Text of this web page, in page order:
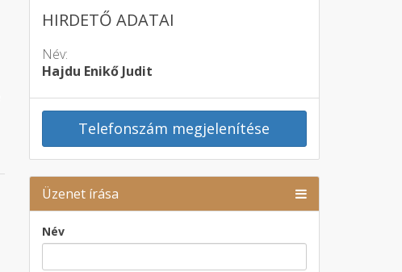
HIRDETŐ ADATAI
Név:
Hajdu Enikő Judit
Telefonszám megjelenítése
Üzenet írása
Név